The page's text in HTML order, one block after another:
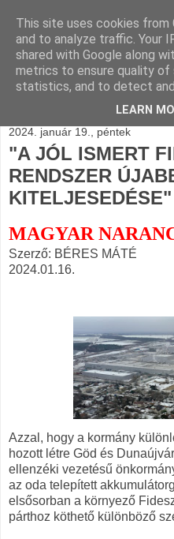
blogjava
2024. január 19., péntek
"A JÓL ISMERT
RENDSZER
KITELJESEDÉSE"
MAGYAR
Szerző: BÉRES MÁTÉ
2024.01.16.
Azzal, hogy a kormány
hozott létre Göd és
ellenzéki vezetésű
az oda telepített
elsősorban a környező
párthoz köthető különböző
This site uses cookies
and to analyze traffic. Your
shared with Google along
metrics to ensure quality of
statistics, and to detect
LEARN